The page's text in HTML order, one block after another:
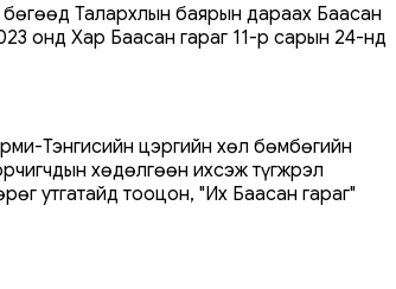
Талархлын баярын дараах Баасан
онд Хар Баасан гараг 11-р сарын 24-нд
Тэнгисийн цэргийн хөл бөмбөгийн
хөдөлгөөн ихсэж түгжрэл
утгатайд тооцон, "Их Баасан гараг"